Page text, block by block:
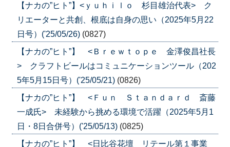
【ナカの”ヒト”】<ｙｕｈｉｌｏ 杉目雄治代表> ク
リエーターと共創、根底は自身の思い（2025年5月22
日号）('25/05/26) (0827)
【ナカの”ヒト”】 <Ｂｒｅｗｔｏｐｅ 金澤俊昌社長
> クラフトビールはコミュニケーションツール（202
5年5月15日号）('25/05/21) (0826)
【ナカの”ヒト”】 <Ｆｕｎ Ｓｔａｎｄａｒｄ 斎藤
一成氏> 未経験から挑める環境で活躍（2025年5月1
日・8日合併号）('25/05/13) (0825)
【ナカの”ヒト”】 <日比谷花壇 リテール第１事業